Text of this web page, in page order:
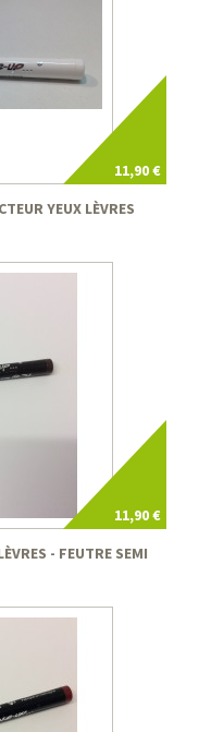
11,90 €
YEUX LÈVRES
11,90 €
- FEUTRE SEMI